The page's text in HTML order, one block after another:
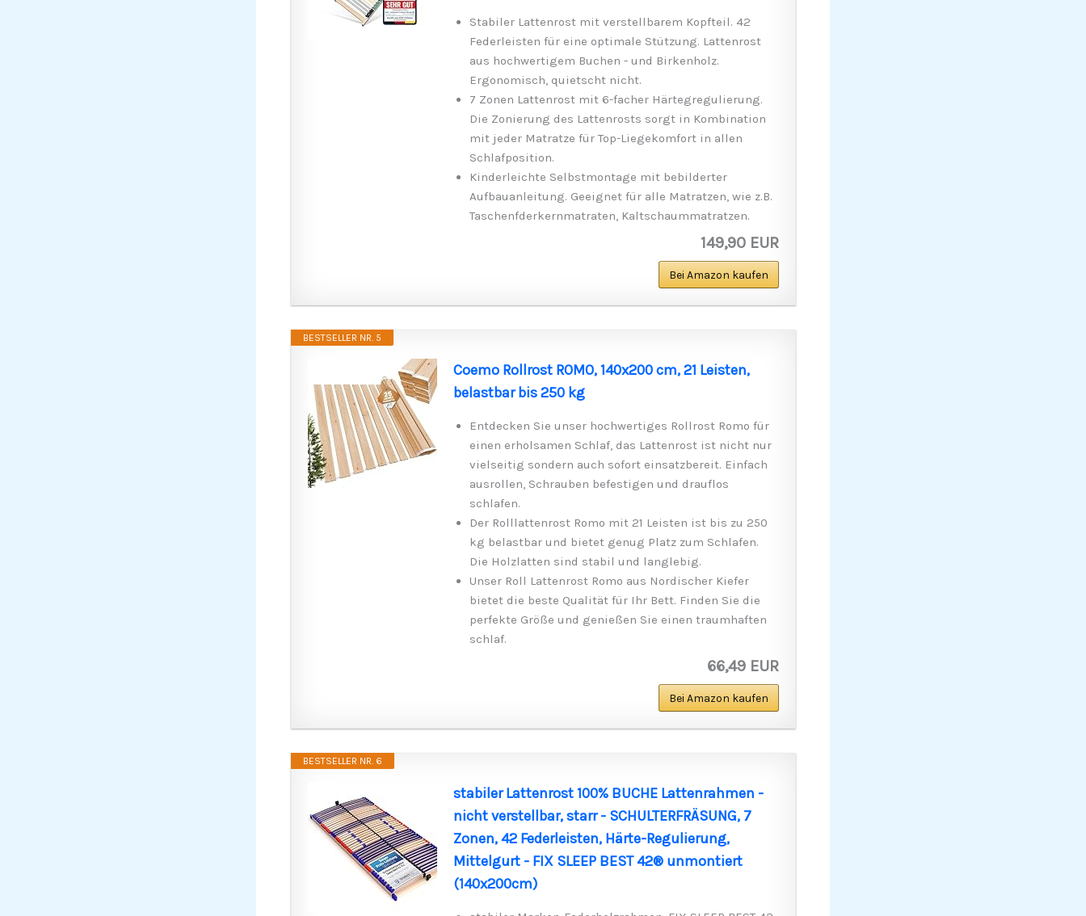
Stabiler Lattenrost mit verstellbarem Kopfteil. 42
Federleisten für eine optimale Stützung. Lattenrost
aus hochwertigem Buchen - und Birkenholz.
Ergonomisch, quietscht nicht.
7 Zonen Lattenrost mit 6-facher Härtegregulierung.
Die Zonierung des Lattenrosts sorgt in Kombination
mit jeder Matratze für Top-Liegekomfort in allen
Schlafposition.
Kinderleichte Selbstmontage mit bebilderter
Aufbauanleitung. Geeignet für alle Matratzen, wie z.B.
Taschenfderkernmatraten, Kaltschaummatratzen.
149,90 EUR
Bei Amazon kaufen
BESTSELLER NR. 5
Coemo Rollrost ROMO, 140x200 cm, 21 Leisten,
belastbar bis 250 kg
Entdecken Sie unser hochwertiges Rollrost Romo für
einen erholsamen Schlaf, das Lattenrost ist nicht nur
vielseitig sondern auch sofort einsatzbereit. Einfach
ausrollen, Schrauben befestigen und drauflos
schlafen.
Der Rolllattenrost Romo mit 21 Leisten ist bis zu 250
kg belastbar und bietet genug Platz zum Schlafen.
Die Holzlatten sind stabil und langlebig.
Unser Roll Lattenrost Romo aus Nordischer Kiefer
bietet die beste Qualität für Ihr Bett. Finden Sie die
perfekte Größe und genießen Sie einen traumhaften
schlaf.
66,49 EUR
Bei Amazon kaufen
BESTSELLER NR. 6
stabiler Lattenrost 100% BUCHE Lattenrahmen -
nicht verstellbar, starr - SCHULTERFRÄSUNG, 7
Zonen, 42 Federleisten, Härte-Regulierung,
Mittelgurt - FIX SLEEP BEST 42® unmontiert
(140x200cm)